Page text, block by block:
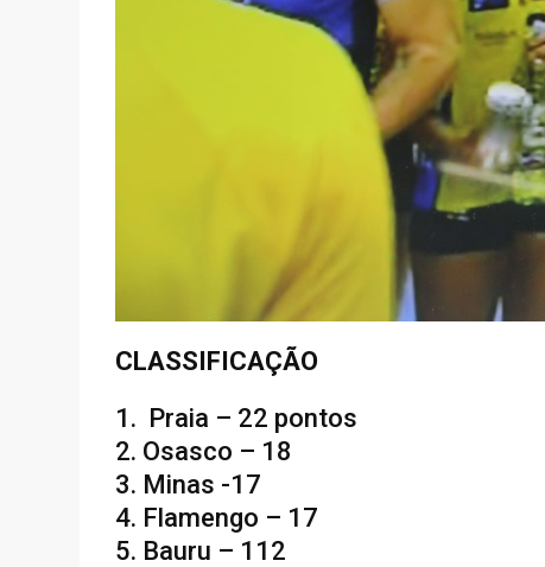
CLASSIFICAÇÃO
1. Praia – 22 pontos
2. Osasco – 18
3. Minas -17
4. Flamengo – 17
5. Bauru – 112